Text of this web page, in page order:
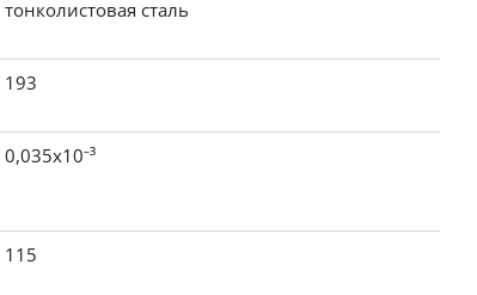
тонколистовая сталь
193
0,035х10⁻³
115